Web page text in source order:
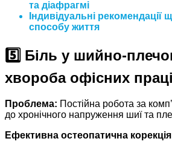
та діафрагмі
Індивідуальні рекомендації
способу життя
5️⃣ Біль у шийно-
хвороба офісних
Проблема: Постійна робота за
до хронічного напруження шиї та
Ефективна остеопатична